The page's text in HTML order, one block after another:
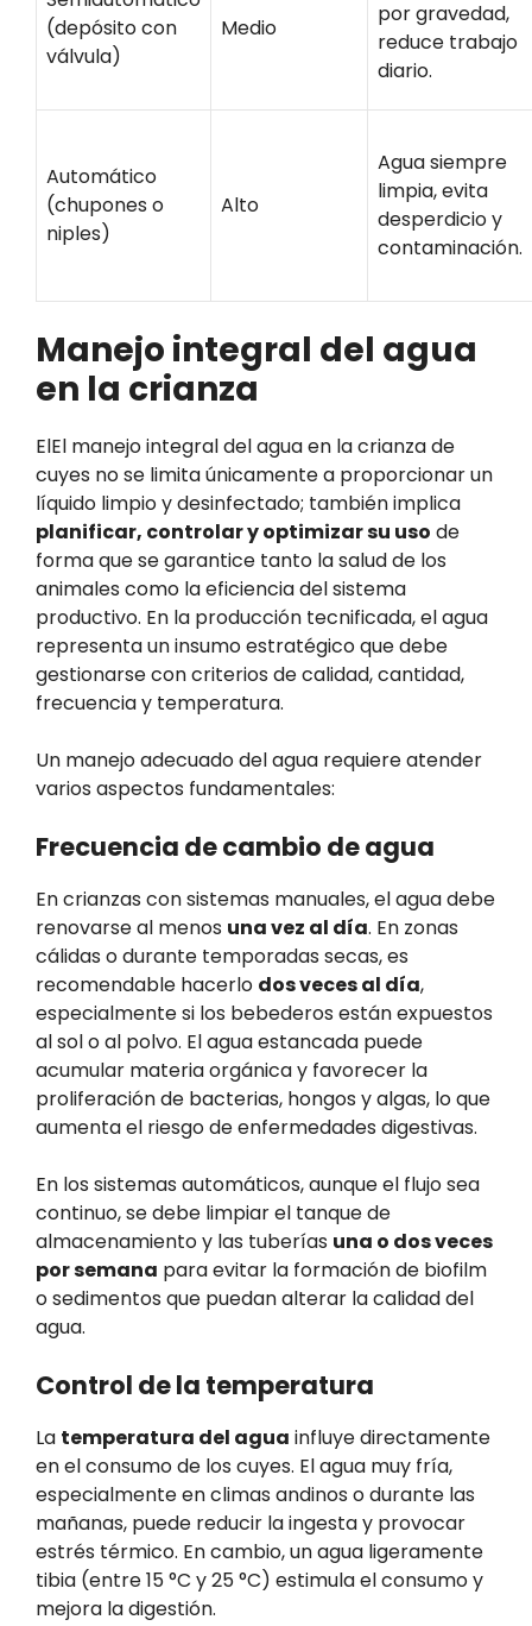
(depósito con
válvula)
Medio
por gravedad,
reduce trabajo
diario.
Automático
(chupones o
niples)
Alto
Agua siempre
limpia, evita
desperdicio y
contaminación.
Manejo integral del agua
en la crianza
ElEl manejo integral del agua en la crianza de
cuyes no se limita únicamente a proporcionar un
líquido limpio y desinfectado; también implica
planificar, controlar y optimizar su uso de
forma que se garantice tanto la salud de los
animales como la eficiencia del sistema
productivo. En la producción tecnificada, el agua
representa un insumo estratégico que debe
gestionarse con criterios de calidad, cantidad,
frecuencia y temperatura.
Un manejo adecuado del agua requiere atender
varios aspectos fundamentales:
Frecuencia de cambio de agua
En crianzas con sistemas manuales, el agua debe
renovarse al menos una vez al día. En zonas
cálidas o durante temporadas secas, es
recomendable hacerlo dos veces al día,
especialmente si los bebederos están expuestos
al sol o al polvo. El agua estancada puede
acumular materia orgánica y favorecer la
proliferación de bacterias, hongos y algas, lo que
aumenta el riesgo de enfermedades digestivas.
En los sistemas automáticos, aunque el flujo sea
continuo, se debe limpiar el tanque de
almacenamiento y las tuberías una o dos veces
por semana para evitar la formación de biofilm
o sedimentos que puedan alterar la calidad del
agua.
Control de la temperatura
La temperatura del agua influye directamente
en el consumo de los cuyes. El agua muy fría,
especialmente en climas andinos o durante las
mañanas, puede reducir la ingesta y provocar
estrés térmico. En cambio, un agua ligeramente
tibia (entre 15 °C y 25 °C) estimula el consumo y
mejora la digestión.